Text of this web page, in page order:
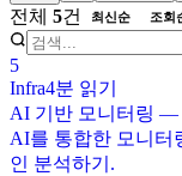
전체 5건 최신순 조회
5
Infra4분 읽기
AI 기반 모니터링 —
AI를 통합한 모니터
인 분석하기.